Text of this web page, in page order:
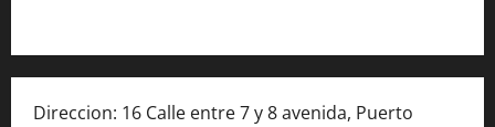
Direccion: 16 Calle entre 7 y 8 avenida, Puerto